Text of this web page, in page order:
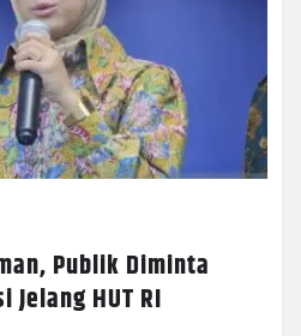
Publik Diminta
Jelang HUT RI